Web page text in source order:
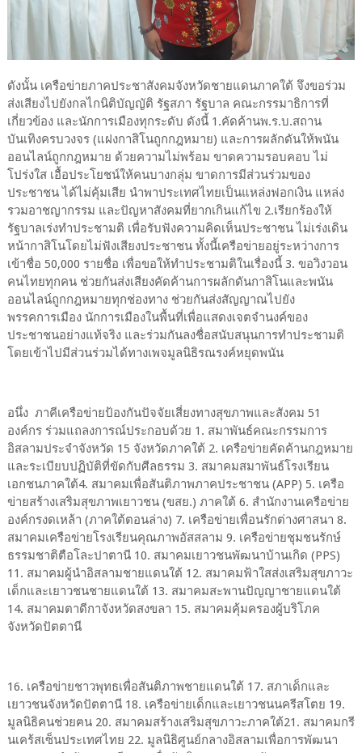
ดังนั้น เครือข่ายภาคประชาสังคมจังหวัดชายแดนภาคใต้ จึงขอร่วม
ส่งเสียงไปยังกลไกนิติบัญญัติ รัฐสภา รัฐบาล คณะกรรมาธิการที่
เกี่ยวข้อง และนักการเมืองทุกระดับ ดังนี้ 1.คัดค้านพ.ร.บ.สถาน
บันเทิงครบวงจร (แฝงกาสิโนถูกกฎหมาย) และการผลักดันให้พนัน
ออนไลน์ถูกกฎหมาย ด้วยความไม่พร้อม ขาดความรอบคอบ ไม่
โปร่งใส เอื้อประโยชน์ให้คนบางกลุ่ม ขาดการมีส่วนร่วมของ
ประชาชน ได้ไม่คุ้มเสีย นำพาประเทศไทยเป็นแหล่งฟอกเงิน แหล่ง
รวมอาชญากรรม และปัญหาสังคมที่ยากเกินแก้ไข 2.เรียกร้องให้
รัฐบาลเร่งทำประชามติ เพื่อรับฟังความคิดเห็นประชาชน ไม่เร่งเดิน
หน้ากาสิโนโดยไม่ฟังเสียงประชาชน ทั้งนี้เครือข่ายอยู่ระหว่างการ
เข้าชื่อ 50,000 รายชื่อ เพื่อขอให้ทำประชามติในเรื่องนี้ 3. ขอวิงวอน
คนไทยทุกคน ช่วยกันส่งเสียงคัดค้านการผลักดันกาสิโนและพนัน
ออนไลน์ถูกกฎหมายทุกช่องทาง ช่วยกันส่งสัญญาณไปยัง
พรรคการเมือง นักการเมืองในพื้นที่เพื่อแสดงเจตจำนงค์ของ
ประชาชนอย่างแท้จริง และร่วมกันลงชื่อสนับสนุนการทำประชามติ
โดยเข้าไปมีส่วนร่วมได้ทางเพจมูลนิธิรณรงค์หยุดพนัน
อนึ่ง ภาคีเครือข่ายป้องกันปัจจัยเสี่ยงทางสุขภาพและสังคม 51
องค์กร ร่วมแถลงการณ์ประกอบด้วย 1. สมาพันธ์คณะกรรมการ
อิสลามประจำจังหวัด 15 จังหวัดภาคใต้ 2. เครือข่ายคัดค้านกฎหมาย
และระเบียบปฏิบัติที่ขัดกับศีลธรรม 3. สมาคมสมาพันธ์โรงเรียน
เอกชนภาคใต้4. สมาคมเพื่อสันติภาพภาคประชาชน (APP) 5. เครือ
ข่ายสร้างเสริมสุขภาพเยาวชน (ขสย.) ภาคใต้ 6. สำนักงานเครือข่าย
องค์กรงดเหล้า (ภาคใต้ตอนล่าง) 7. เครือข่ายเพื่อนรักต่างศาสนา 8.
สมาคมเครือข่ายโรงเรียนคุณภาพอัสสลาม 9. เครือข่ายชุมชนรักษ์
ธรรมชาติตือโละปาตานี 10. สมาคมเยาวชนพัฒนาบ้านเกิด (PPS)
11. สมาคมผู้นำอิสลามชายแดนใต้ 12. สมาคมฟ้าใสส่งเสริมสุขภาวะ
เด็กและเยาวชนชายแดนใต้ 13. สมาคมสะพานปัญญาชายแดนใต้
14. สมาคมตาดีกาจังหวัดสงขลา 15. สมาคมคุ้มครองผู้บริโภค
จังหวัดปัตตานี
16. เครือข่ายชาวพุทธเพื่อสันติภาพชายแดนใต้ 17. สภาเด็กและ
เยาวชนจังหวัดปัตตานี 18. เครือข่ายเด็กและเยาวชนนครีสโตย 19.
มูลนิธิคนช่วยฅน 20. สมาคมสร้างเสริมสุขภาวะภาคใต้21. สมาคมกรี
นเคร้สเซ็นประเทศไทย 22. มูลนิธิศูนย์กลางอิสลามเพื่อการพัฒนา